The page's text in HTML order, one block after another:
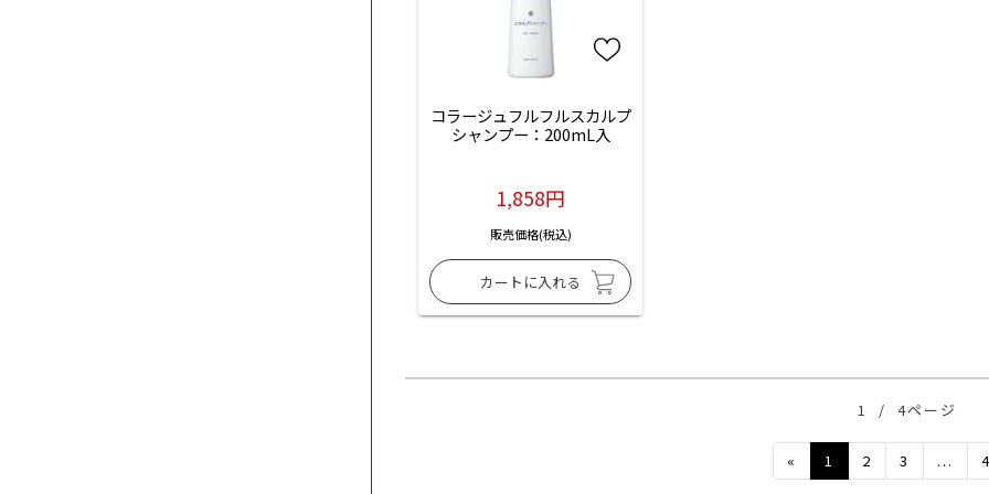
コラージュフルフルスカルプ
シャンプー：200mL入
1,858円
販売価格(税込)
1 / 4ページ
« Previous
1 2 3 ... 4